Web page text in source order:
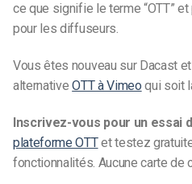
ce que signifie le terme “OTT”
pour les diffuseurs.
Vous êtes nouveau sur Dacast
alternativeOTT à Vimeo qui soit
Inscrivez-vous pour un essai
plateforme OTTet testez
fonctionnalités. Aucune carte de